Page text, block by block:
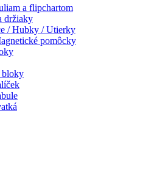
a flipchartom
držiaky
/ Hubky / Utierky
pomôcky
bloky